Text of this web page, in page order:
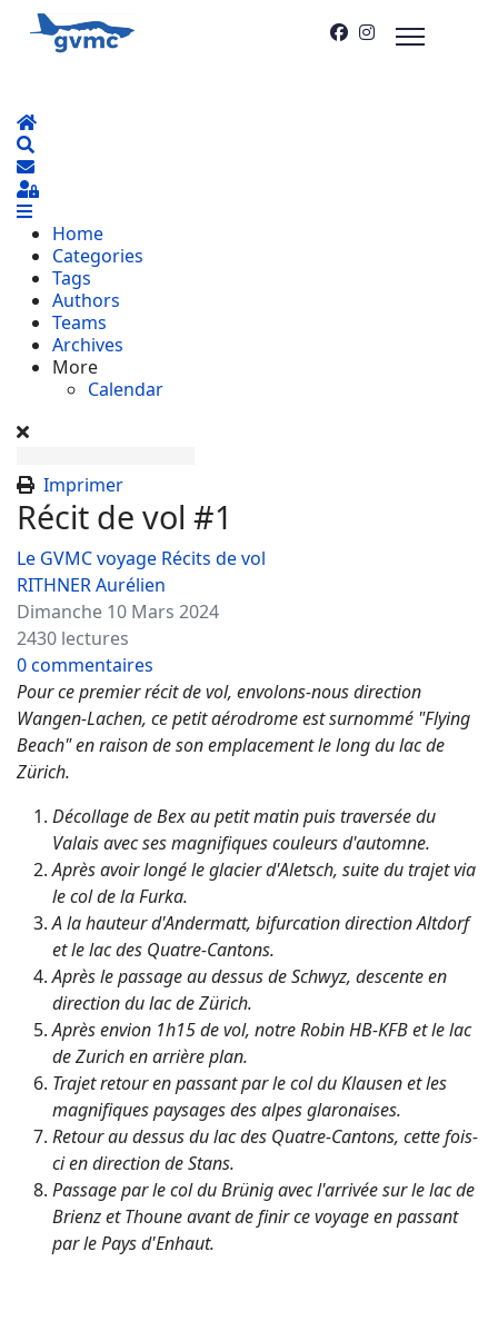
Home
S'abonner au blog
Sign In
Home
Categories
Tags
Authors
Teams
Archives
More
Calendar
Imprimer
Récit de vol #1
Le GVMC voyage Récits de vol
RITHNER Aurélien
Dimanche 10 Mars 2024
2430 lectures
0 commentaires
Pour ce premier récit de vol, envolons-nous direction
Wangen-Lachen, ce petit aérodrome est surnommé "Flying
Beach" en raison de son emplacement le long du lac de
Zürich.
Décollage de Bex au petit matin puis traversée du
Valais avec ses magnifiques couleurs d'automne.
Après avoir longé le glacier d'Aletsch, suite du trajet via
le col de la Furka.
A la hauteur d'Andermatt, bifurcation direction Altdorf
et le lac des Quatre-Cantons.
Après le passage au dessus de Schwyz, descente en
direction du lac de Zürich.
Après envion 1h15 de vol, notre Robin HB-KFB et le lac
de Zurich en arrière plan.
Trajet retour en passant par le col du Klausen et les
magnifiques paysages des alpes glaronaises.
Retour au dessus du lac des Quatre-Cantons, cette fois-
ci en direction de Stans.
Passage par le col du Brünig avec l'arrivée sur le lac de
Brienz et Thoune avant de finir ce voyage en passant
par le Pays d'Enhaut.